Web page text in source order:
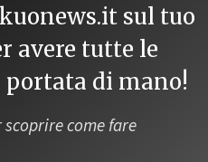
sul tuo
avere tutte le
portata di mano!
come fare